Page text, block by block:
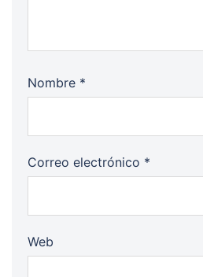
Nombre *
Correo electrónico *
Web